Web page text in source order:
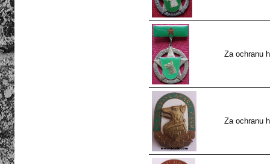
Za ochranu
Za ochranu